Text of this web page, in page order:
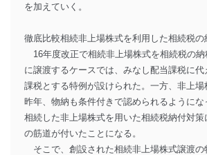
を加えていく。
徹底比較相続非上場株式を利用した相続税
16年度改正で相続非上場株式を相続税の納
に譲渡するケースでは、みなし配当課税に
課税とする特例が設けられた。一方、非上
昨年、物納も条件付きで認められるようにな
相続した非上場株式を用いた相続税納付対策
の筋道が付いたことになる。
そこで、創設された相続非上場株式譲渡の